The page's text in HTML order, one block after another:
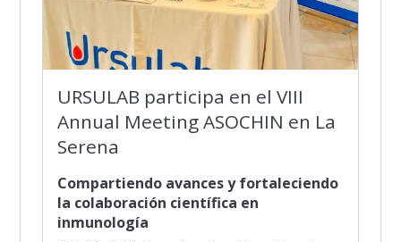
URSULAB participa en el VIII
Annual Meeting ASOCHIN en La
Serena
Compartiendo avances y fortaleciendo
la colaboración científica en
inmunología